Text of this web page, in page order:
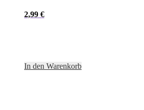
2,99 €
In den Warenkorb